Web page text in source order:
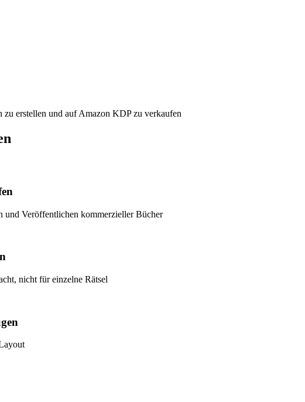
erstellen und auf Amazon KDP zu verkaufen
und Veröffentlichen kommerzieller Bücher
nicht für einzelne Rätsel